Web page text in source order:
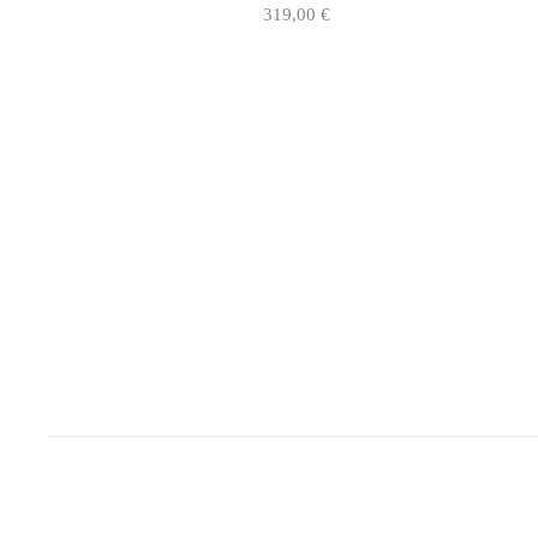
319,00€